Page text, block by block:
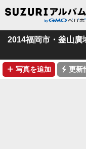
➕ 写真を追加 ⚡ 更新